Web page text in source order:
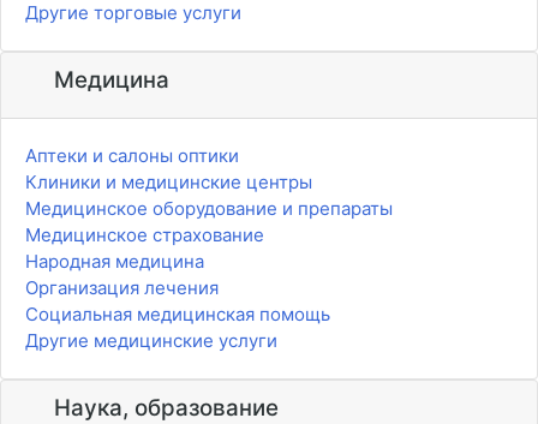
Другие торговые услуги
Медицина
Аптеки и салоны оптики
Клиники и медицинские центры
Медицинское оборудование и препараты
Медицинское страхование
Народная медицина
Организация лечения
Социальная медицинская помощь
Другие медицинские услуги
Наука, образование